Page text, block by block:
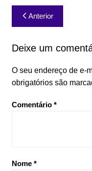
Navegação
de
Post
Anterior
Deixe um
O seu endereço de e-
obrigatórios são
Comentário *
Nome *